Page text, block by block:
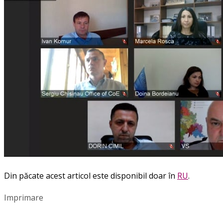
Din păcate acest articol este disponibil doar în RU.
Imprimare